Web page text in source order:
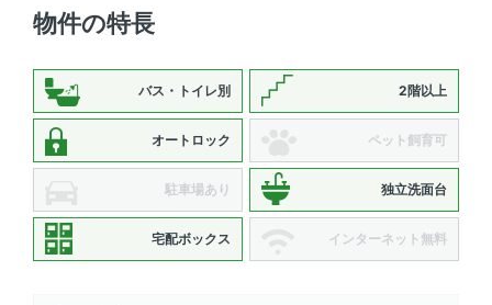
物件の特長
バス・トイレ別 2階以上
オートロック ペット飼育可
駐車場あり 独立洗面台
宅配ボックス インターネット無料